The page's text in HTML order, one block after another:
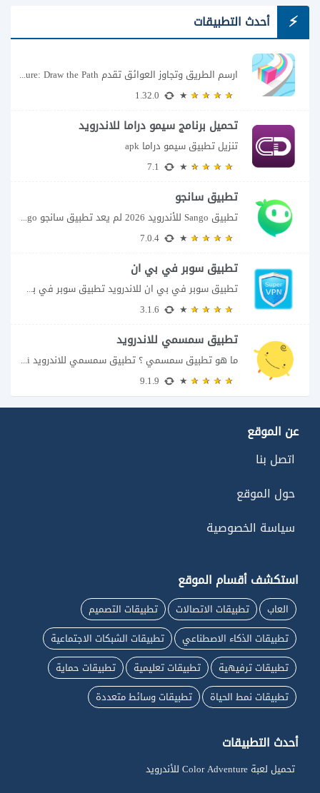
أحدث التطبيقات
ارسم الطريق وتجاوز العوائق تقدم Color Adventure: Draw the Path فكرة بسيطة تتحول سريعًا...
تحميل برنامج سيمو دراما للاندرويد
تنزيل تطبيق سيمو دراما apk
تطبيق سانجو
تطبيق Sango للأندرويد 2026 لم يعد تطبيق سانجو Sango مجرد مساحة لإرسال الرسائل أو...
تطبيق سوبر في بي ان
تطبيق سوبر في بي ان للاندرويد تطبيق سوبر في بي ان من تطبيقات الشبكات...
تطبيق سمسمي للاندرويد
ما هو تطبيق سمسمي ؟ تطبيق سمسمي للاندرويد SimSimi هو برنامج دردشة افتراضية يسمح...
عن الموقع
اتصل بنا
حول الموقع
سياسة الخصوصية
استكشف أقسام الموقع
العاب تطبيقات الاتصالات
تطبيقات التصميم
تطبيقات الذكاء الاصطناعي
تطبيقات الشبكات الاجتماعية
تطبيقات ترفيهية
تطبيقات تعليمية
تطبيقات حماية
تطبيقات نمط الحياة
تطبيقات وسائط متعددة
أحدث التطبيقات
تحميل لعبة Color Adventure للأندرويد